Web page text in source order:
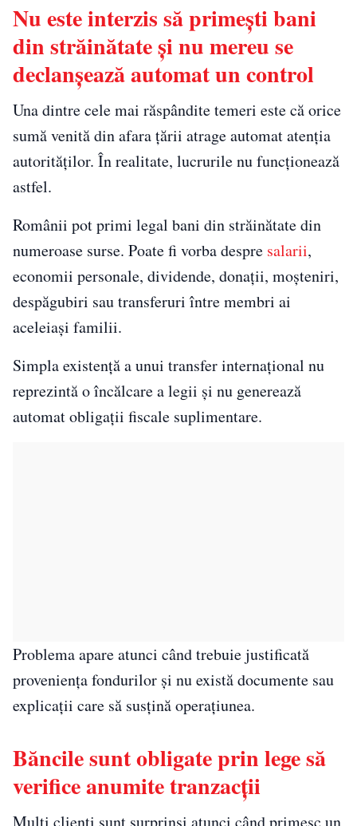
Nu este interzis să primești bani
din străinătate și nu mereu se
declanșează automat un control
Una dintre cele mai răspândite temeri este că orice
sumă venită din afara țării atrage automat atenția
autorităților. În realitate, lucrurile nu funcționează
astfel.
Românii pot primi legal bani din străinătate din
numeroase surse. Poate fi vorba despre salarii,
economii personale, dividende, donații, moșteniri,
despăgubiri sau transferuri între membri ai
aceleiași familii.
Simpla existență a unui transfer internațional nu
reprezintă o încălcare a legii și nu generează
automat obligații fiscale suplimentare.
Problema apare atunci când trebuie justificată
proveniența fondurilor și nu există documente sau
explicații care să susțină operațiunea.
Băncile sunt obligate prin lege să
verifice anumite tranzacții
Mulți clienți sunt surprinși atunci când primesc un